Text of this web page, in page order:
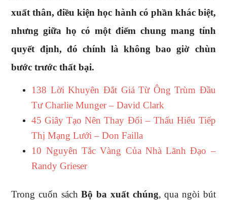
xuất thân, điều kiện học hành có phần khác biệt,
nhưng giữa họ có một điểm chung mang tính
quyết định, đó chính là không bao giờ chùn
bước trước thất bại.
138 Lời Khuyên Đắt Giá Từ Ông Trùm Đầu
Tư Charlie Munger – David Clark
45 Giây Tạo Nên Thay Đổi – Thấu Hiểu Tiếp
Thị Mạng Lưới – Don Failla
10 Nguyên Tắc Vàng Của Nhà Lãnh Đạo –
Randy Grieser
Trong cuốn sách Bộ ba xuất chúng, qua ngòi bút